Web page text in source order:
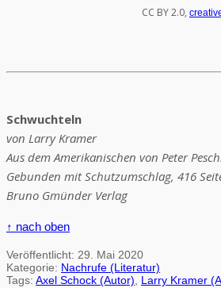
CC BY 2.0,
Schwuchteln
von Larry Kramer
Aus dem Amerikanischen von Peter
Gebunden mit Schutzumschlag, 416
Bruno Gmünder Verlag
↑ nach oben
Veröffentlicht: 29. Mai 2020
Kategorie: Nachrufe (Literatur)
Tags: Axel Schock (Autor), Larry Kramer